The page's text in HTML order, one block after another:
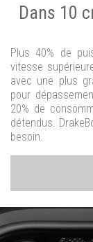
Dans 10
Plus 40% de
vitesse
avec une plus
pour
20% de
détendus.
besoin.